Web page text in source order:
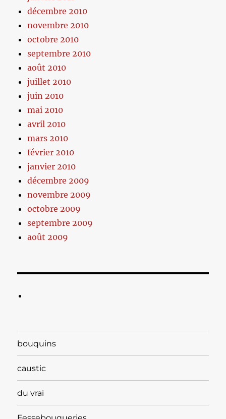
décembre 2010
novembre 2010
octobre 2010
septembre 2010
août 2010
juillet 2010
juin 2010
mai 2010
avril 2010
mars 2010
février 2010
janvier 2010
décembre 2009
novembre 2009
octobre 2009
septembre 2009
août 2009
bouquins
caustic
du vrai